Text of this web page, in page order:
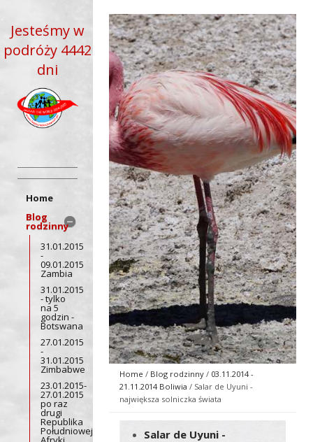
Jesteśmy w
podróży 4442
dni
Home
Blog
rodzinny
31.01.2015
-
09.01.2015
Zambia
31.01.2015
- tylko
na 5
godzin -
Botswana
27.01.2015
-
31.01.2015
Zimbabwe
23.01.2015-
27.01.2015
po raz
drugi
Republika
Południowej
Home / Blog rodzinny / 03.11.2014 -
21.11.2014 Boliwia / Salar de Uyuni -
największa solniczka świata
Salar de Uyuni -